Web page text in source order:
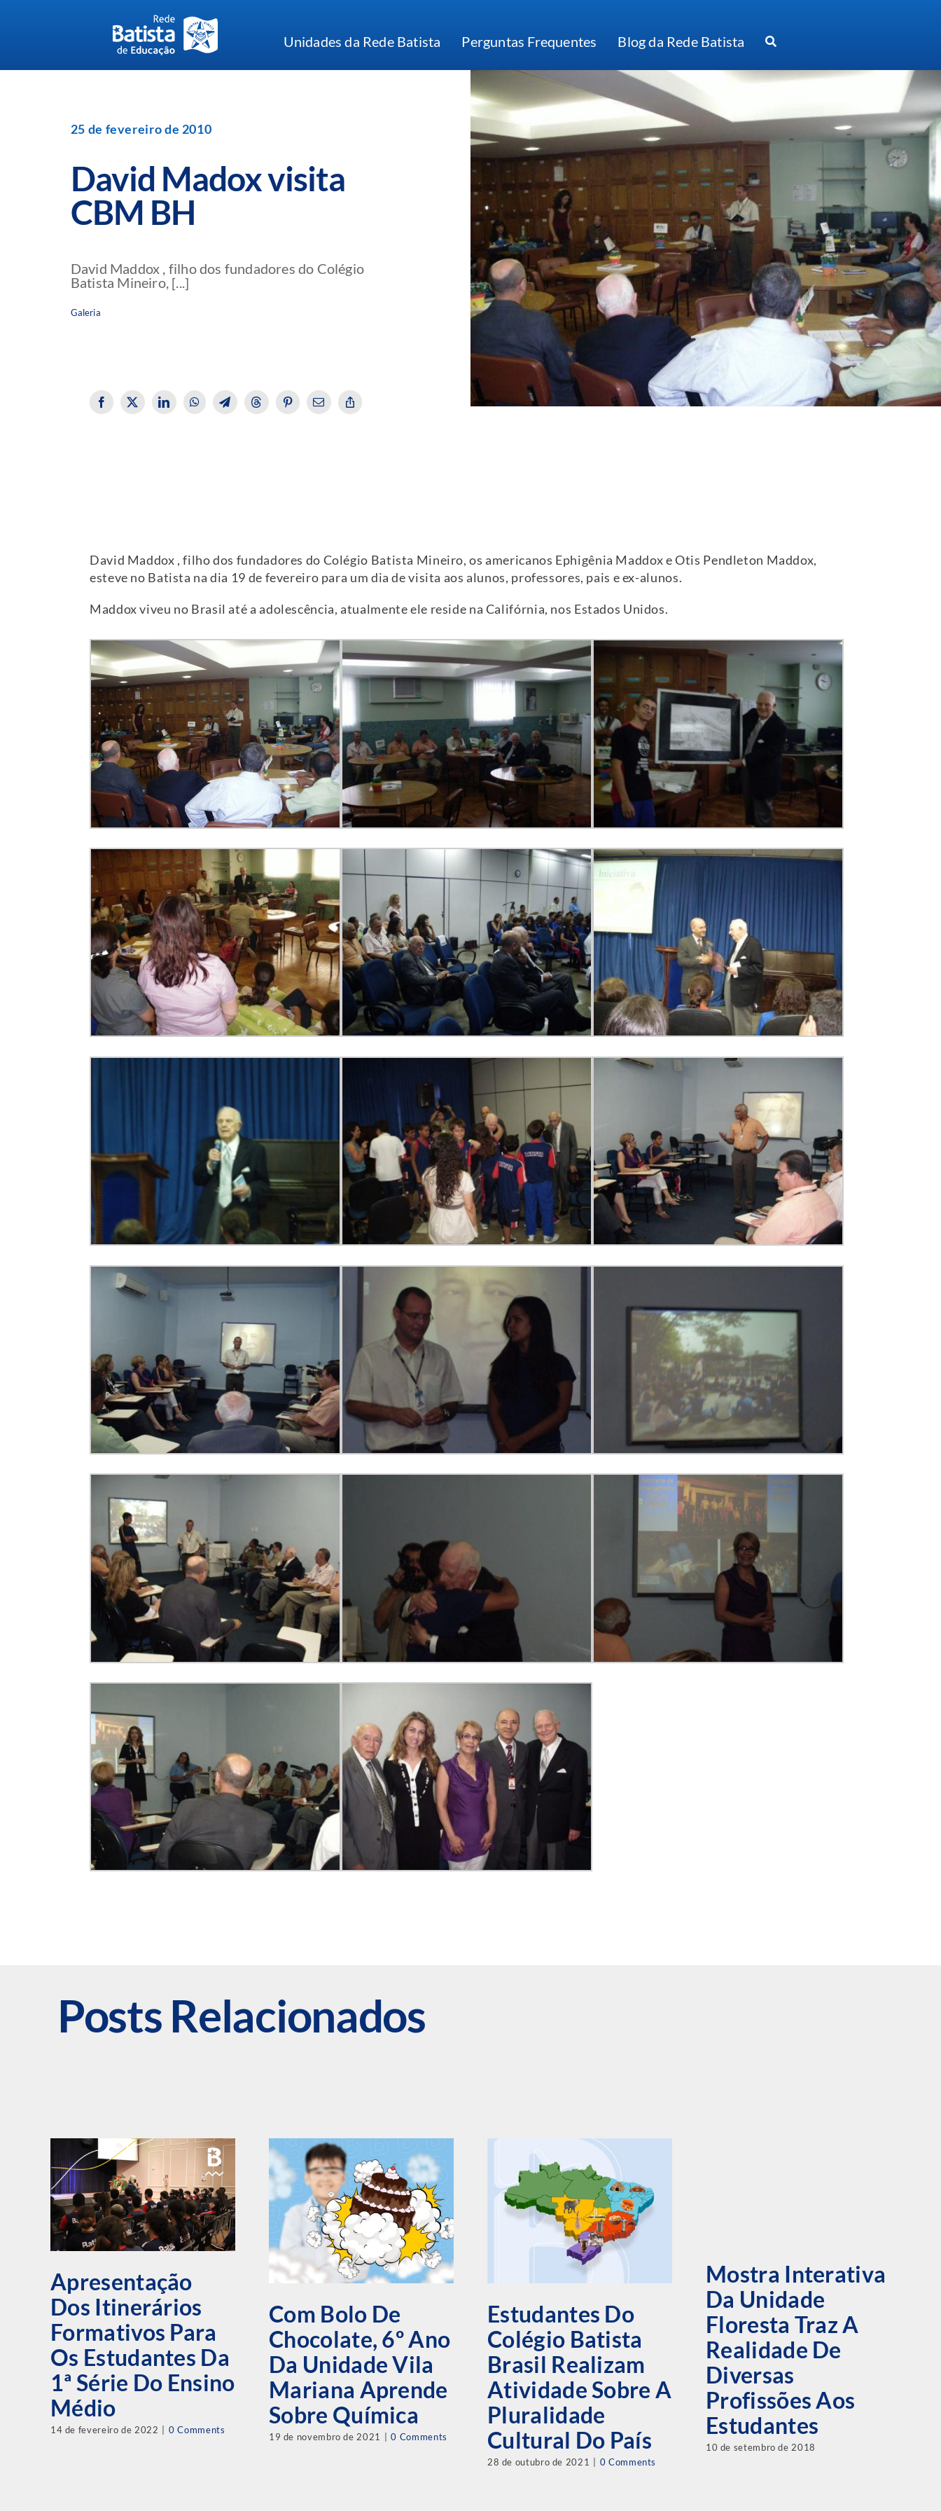
Unidades da Rede Batista Perguntas Frequentes Blog da Rede Batista
25 de fevereiro de 2010
David Madox visita
CBM BH
David Maddox , filho dos fundadores do Colégio
Batista Mineiro, [...]
Galeria
David Maddox , filho dos fundadores do Colégio Batista Mineiro, os americanos Ephigênia Maddox e Otis Pendleton Maddox,
esteve no Batista na dia 19 de fevereiro para um dia de visita aos alunos, professores, pais e ex-alunos.
Maddox viveu no Brasil até a adolescência, atualmente ele reside na Califórnia, nos Estados Unidos.
Posts Relacionados
Apresentação
Dos Itinerários
Formativos Para
Os Estudantes Da
1ª Série Do Ensino
Médio
14 de fevereiro de 2022 0 Comments
Com Bolo De
Chocolate, 6º Ano
Da Unidade Vila
Mariana Aprende
Sobre Química
19 de novembro de 2021 0 Comments
Estudantes Do
Colégio Batista
Brasil Realizam
Atividade Sobre A
Pluralidade
Cultural Do País
28 de outubro de 2021 0 Comments
Mostra Interativa
Da Unidade
Floresta Traz A
Realidade De
Diversas
Profissões Aos
Estudantes
10 de setembro de 2018